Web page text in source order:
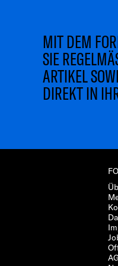
MIT DEM
SIE
ARTIKEL
DIREKT IN